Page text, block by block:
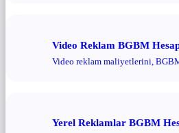
Video Reklam BGBM
Video reklam maliyetlerini,
Yerel Reklamlar BGBM